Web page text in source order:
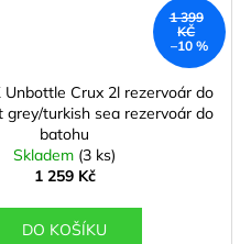
1 399
KČ
–10 %
Unbottle Crux 2l rezervoár do
turkish sea rezervoár do
batohu
Skladem (3 ks)
1 259 Kč
DO KOŠÍKU